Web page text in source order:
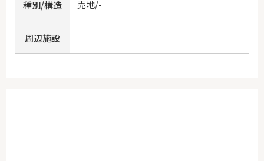
種別/構造 売地/-
周辺施設